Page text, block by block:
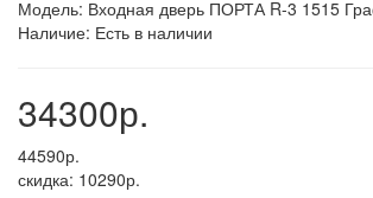
Модель: Входная дверь ПОРТА R-3 1515
Наличие: Есть в наличии
34300р.
44590р.
скидка: 10290р.